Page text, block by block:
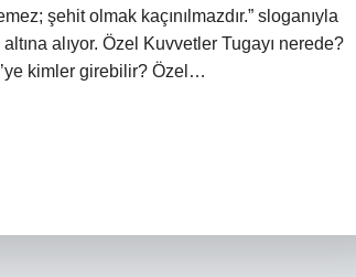
şehit olmak kaçınılmazdır.” sloganıyla
alıyor. Özel Kuvvetler Tugayı nerede?
kimler girebilir? Özel…